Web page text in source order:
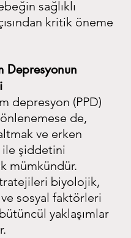
sağlıklı
kritik öneme
Depresyonun
depresyon (PPD)
de,
ve erken
ile şiddetini
mümkündür.
biyolojik,
sosyal faktörleri
yaklaşımlar